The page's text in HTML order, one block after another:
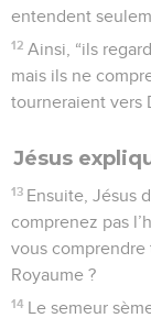
entendent
12 Ainsi, “ils
mais ils ne
tourneraient vers
Jésus
13 Ensuite, Jésus
comprenez pas
vous
Royaume ?
14 Le semeur